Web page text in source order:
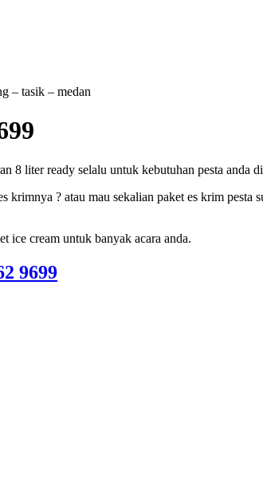
– tasik – medan
liter ready selalu untuk kebutuhan pesta anda
? atau mau sekalian paket es krim pesta
ice cream untuk banyak acara anda.
9699